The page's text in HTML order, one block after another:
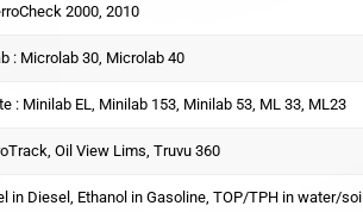
2000, 2010
: Microlab 30, Microlab 40
: Minilab EL, Minilab 153, Minilab 53, ML 33, ML23
Oil View Lims, Truvu 360
in Diesel, Ethanol in Gasoline, TOP/TPH in water/soil